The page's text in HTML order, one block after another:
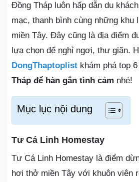
Đồng Tháp luôn hấp dẫn du
mạc, thanh bình cùng những khu
miền Tây. Đây cũng là địa điểm
lựa chọn để nghỉ ngơi, thư giãn.
DongThaptoplist khám phá top 6
Tháp để hàn gắn tình cảm nhé!
Mục lục nội dung
Tư Cá Linh Homestay
Tư Cá Linh Homestay là điểm
hơi thở miền Tây với khuôn viên